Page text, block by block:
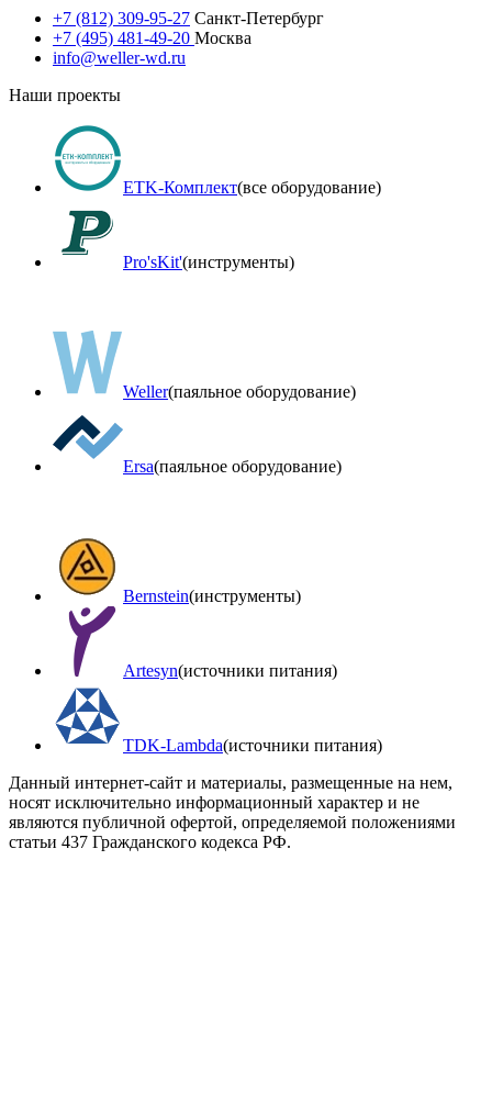
+7 (812) 309-95-27 Санкт-Петербург
+7 (495) 481-49-20 Москва
info@weller-wd.ru
Наши проекты
ETK-Комплект(все оборудование)
Pro'sKit'(инструменты)
Weller(паяльное оборудование)
Ersa(паяльное оборудование)
Bernstein(инструменты)
Artesyn(источники питания)
TDK-Lambda(источники питания)
Данный интернет-сайт и материалы, размещенные на нем,
носят исключительно информационный характер и не
являются публичной офертой, определяемой положениями
статьи 437 Гражданского кодекса РФ.